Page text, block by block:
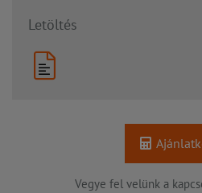
Letöltés
Vegye fel velünk a